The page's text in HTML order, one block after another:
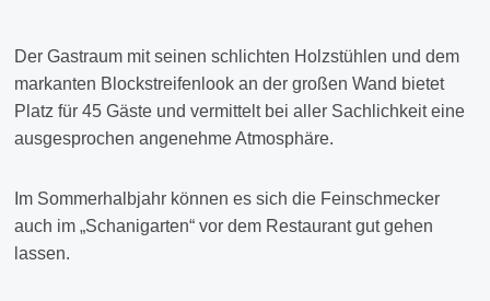
Der Gastraum mit seinen schlichten Holzstühlen und dem
markanten Blockstreifenlook an der großen Wand bietet
Platz für 45 Gäste und vermittelt bei aller Sachlichkeit eine
ausgesprochen angenehme Atmosphäre.
Im Sommerhalbjahr können es sich die Feinschmecker
auch im „Schanigarten“ vor dem Restaurant gut gehen
lassen.